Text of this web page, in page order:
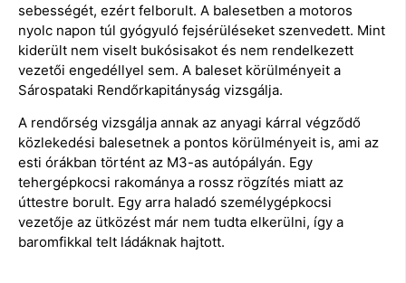
sebességét, ezért felborult. A balesetben a motoros
nyolc napon túl gyógyuló fejsérüléseket szenvedett. Mint
kiderült nem viselt bukósisakot és nem rendelkezett
vezetői engedéllyel sem. A baleset körülményeit a
Sárospataki Rendőrkapitányság vizsgálja.
A rendőrség vizsgálja annak az anyagi kárral végződő
közlekedési balesetnek a pontos körülményeit is, ami az
esti órákban történt az M3-as autópályán. Egy
tehergépkocsi rakománya a rossz rögzítés miatt az
úttestre borult. Egy arra haladó személygépkocsi
vezetője az ütközést már nem tudta elkerülni, így a
baromfikkal telt ládáknak hajtott.